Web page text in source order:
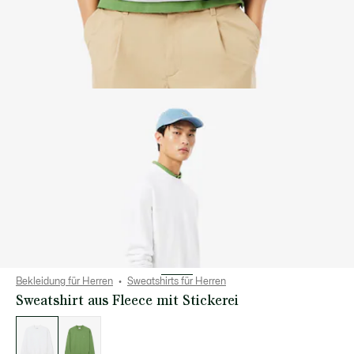
Bekleidung für Herren Sweatshirts für Herren
Sweatshirt aus Fleece mit Stickerei